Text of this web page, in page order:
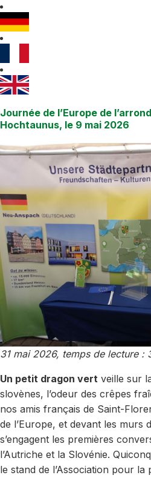
Journée de l’Europe de
Hochtaunus, le 9 mai 2026
31 mai 2026, temps de lecture :
Un petit dragon vert veille sur
slovènes, l’odeur des crêpes
nos amis français de Saint-
de l’Europe, et devant les murs
s’engagent les premières
l’Autriche et la Slovénie.
le stand de l’Association pour